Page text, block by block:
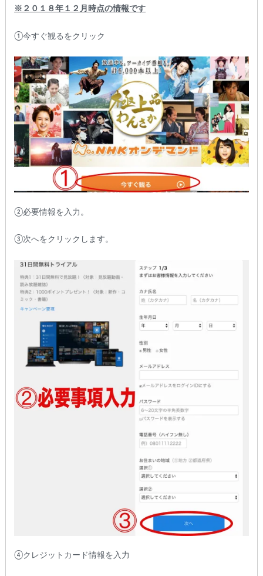
※２０１８年１２月時点の情報です
①今すぐ観るをクリック
②必要情報を入力。
③次へをクリックします。
④クレジットカード情報を入力